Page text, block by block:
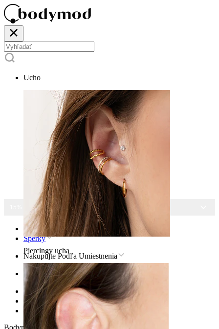
Ucho
Piercingy ucha
15% ZĽAVA NA VŠETKY ŠPERKY
Domov
Šperky
Nakupujte Podľa Umiestnenia
Ucho
Helix
Titánové šperky pre helix
Titánová labreta s kvetom a retiazkami
Bodymod Premium